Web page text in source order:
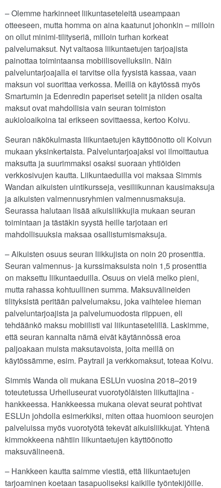
– Olemme harkinneet liikuntaseteleitä useampaan
otteeseen, mutta homma on aina kaatunut johonkin – milloin
on ollut minimi-tilityseriä, milloin turhan korkeat
palvelumaksut. Nyt valtaosa liikuntaetujen tarjoajista
painottaa toimintaansa mobiilisovelluksiin. Näin
palveluntarjoajalla ei tarvitse olla fyysistä kassaa, vaan
maksun voi suorittaa verkossa. Meillä on käytössä myös
Smartumin ja Edenredin paperiset setelit ja niiden osalta
maksut ovat mahdollisia vain seuran toimiston
aukioloaikoina tai erikseen sovittaessa, kertoo Koivu.
Seuran näkökulmasta liikuntaetujen käyttöönotto oli Koivun
mukaan yksinkertaista. Palveluntarjoajaksi voi ilmoittautua
maksutta ja suurimmaksi osaksi suoraan yhtiöiden
verkkosivujen kautta. Liikuntaeduilla voi maksaa Simmis
Wandan aikuisten uintikursseja, vesiliikunnan kausimaksuja
ja aikuisten valmennusryhmien valmennusmaksuja.
Seurassa halutaan lisää aikuisliikkujia mukaan seuran
toimintaan ja tästäkin syystä heille tarjotaan eri
mahdollisuuksia maksaa osallistumismaksuja.
– Aikuisten osuus seuran liikkujista on noin 20 prosenttia.
Seuran valmennus- ja kurssimaksuista noin 1,5 prosenttia
on maksettu liikuntaeduilla. Osuus on vielä melko pieni,
mutta rahassa kohtuullinen summa. Maksuvälineiden
tilityksistä peritään palvelumaksu, joka vaihtelee hieman
palveluntarjoajista ja palvelumuodosta riippuen, eli
tehdäänkö maksu mobiilisti vai liikuntasetelillä. Laskimme,
että seuran kannalta nämä eivät käytännössä eroa
paljoakaan muista maksutavoista, joita meillä on
käytössämme, esim. Paytrail ja verkkomaksut, toteaa Koivu.
Simmis Wanda oli mukana ESLUn vuosina 2018–2019
toteutetussa Urheiluseurat vuorotyöläisten liikuttajina -
hankkeessa. Hankkeessa mukana olevat seurat pohtivat
ESLUn johdolla esimerkiksi, miten ottaa huomioon seurojen
palveluissa myös vuorotyötä tekevät aikuisliikkujat. Yhtenä
kimmokkeena nähtiin liikuntaetujen käyttöönotto
maksuvälineenä.
– Hankkeen kautta saimme viestiä, että liikuntaetujen
tarjoaminen koetaan tasapuoliseksi kaikille työntekijöille.